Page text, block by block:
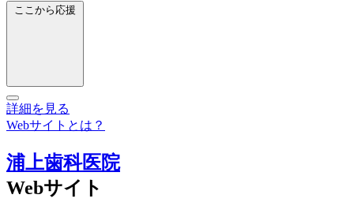
ここから応援
詳細を見る
Webサイトとは？
浦上歯科医院
Webサイト